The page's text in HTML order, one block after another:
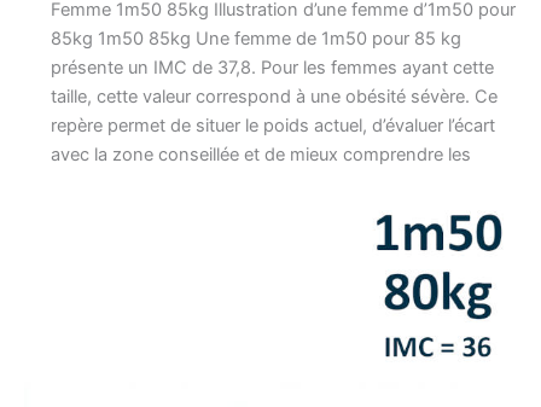
Femme 1m50 85kg Illustration d’une femme d’1m50 pour
85kg 1m50 85kg Une femme de 1m50 pour 85 kg
présente un IMC de 37,8. Pour les femmes ayant cette
taille, cette valeur correspond à une obésité sévère. Ce
repère permet de situer le poids actuel, d’évaluer l’écart
avec la zone conseillée et de mieux comprendre les